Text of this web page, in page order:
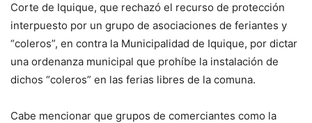
Corte de Iquique, que rechazó el recurso de protección
interpuesto por un grupo de asociaciones de feriantes y
“coleros”, en contra la Municipalidad de Iquique, por dictar
una ordenanza municipal que prohíbe la instalación de
dichos “coleros” en las ferias libres de la comuna.
Cabe mencionar que grupos de comerciantes como la